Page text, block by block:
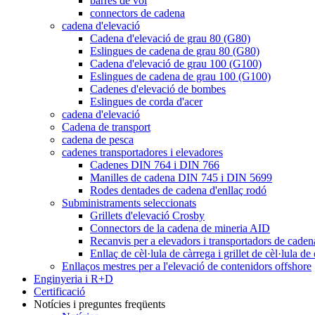
connectors de cadena
cadena d'elevació
Cadena d'elevació de grau 80 (G80)
Eslingues de cadena de grau 80 (G80)
Cadena d'elevació de grau 100 (G100)
Eslingues de cadena de grau 100 (G100)
Cadenes d'elevació de bombes
Eslingues de corda d'acer
cadena d'elevació
Cadena de transport
cadena de pesca
cadenes transportadores i elevadores
Cadenes DIN 764 i DIN 766
Manilles de cadena DIN 745 i DIN 5699
Rodes dentades de cadena d'enllaç rodó
Subministraments seleccionats
Grillets d'elevació Crosby
Connectors de la cadena de mineria AID
Recanvis per a elevadors i transportadors de
Enllaç de cèl·lula de càrrega i grillet de cèl·lula de
Enllaços mestres per a l'elevació de contenidors offshore
Enginyeria i R+D
Certificació
Notícies i preguntes freqüents